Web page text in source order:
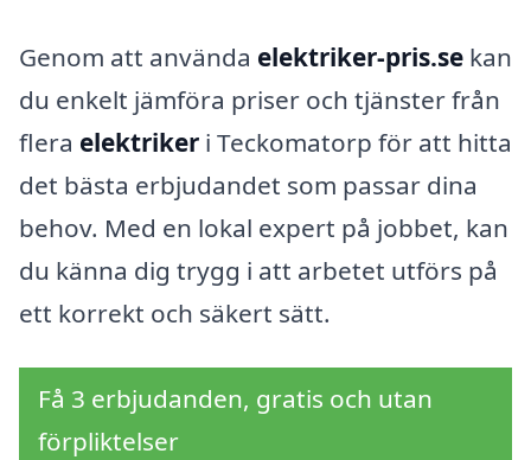
Genom att använda elektriker-pris.se kan
du enkelt jämföra priser och tjänster från
flera elektriker i Teckomatorp för att hitta
det bästa erbjudandet som passar dina
behov. Med en lokal expert på jobbet, kan
du känna dig trygg i att arbetet utförs på
ett korrekt och säkert sätt.
Få 3 erbjudanden, gratis och utan
förpliktelser